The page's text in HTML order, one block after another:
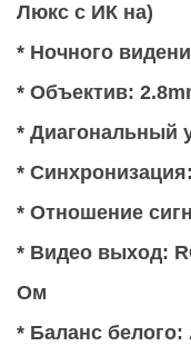
Люкс с ИК на)
* Ночного
* Объектив:
* Диагональный
*
* Отношение
* Видео выход:
Ом
* Баланс белого: